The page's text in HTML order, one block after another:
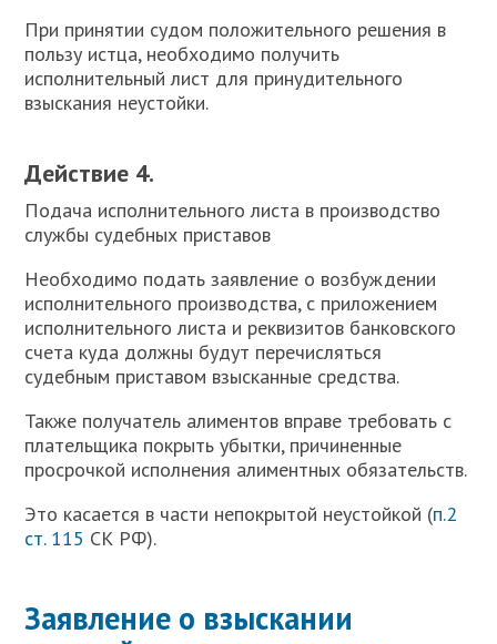
При принятии судом положительного решения в
пользу истца, необходимо получить
исполнительный лист для принудительного
взыскания неустойки.
Действие 4.
Подача исполнительного листа в производство
службы судебных приставов
Необходимо подать заявление о возбуждении
исполнительного производства, с приложением
исполнительного листа и реквизитов банковского
счета куда должны будут перечисляться
судебным приставом взысканные средства.
Также получатель алиментов вправе требовать с
плательщика покрыть убытки, причиненные
просрочкой исполнения алиментных обязательств.
Это касается в части непокрытой неустойкой (п.2
ст. 115 СК РФ).
Заявление о взыскании